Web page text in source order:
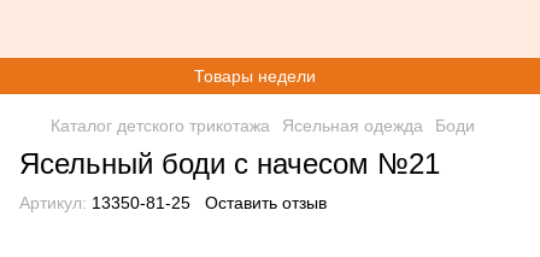
Товары недели
Каталог детского трикотажа Ясельная одежда Боди
Ясельный боди с начесом №21
Артикул: 13350-81-25 Оставить отзыв